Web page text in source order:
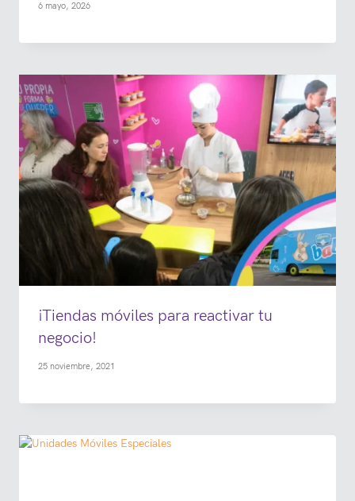
6 mayo, 2026
¡Tiendas móviles para reactivar tu
negocio!
25 noviembre, 2021